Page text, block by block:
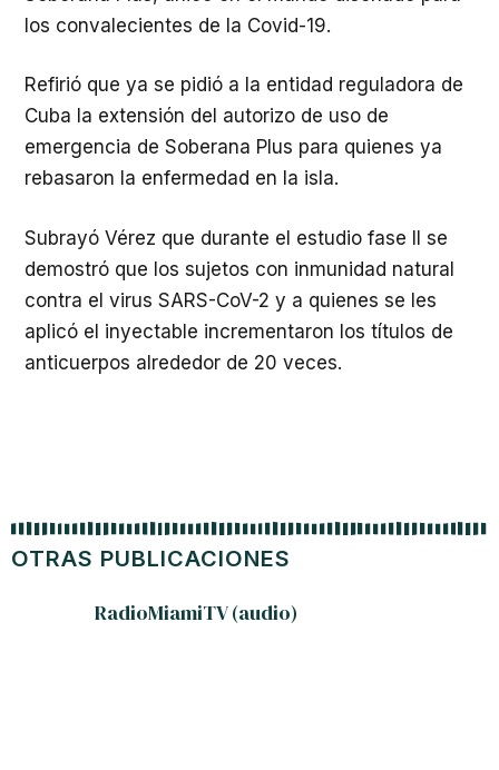
los convalecientes de la Covid-19.
Refirió que ya se pidió a la entidad reguladora de
Cuba la extensión del autorizo de uso de
emergencia de Soberana Plus para quienes ya
rebasaron la enfermedad en la isla.
Subrayó Vérez que durante el estudio fase II se
demostró que los sujetos con inmunidad natural
contra el virus SARS-CoV-2 y a quienes se les
aplicó el inyectable incrementaron los títulos de
anticuerpos alrededor de 20 veces.
OTRAS PUBLICACIONES
RadioMiamiTV (audio)